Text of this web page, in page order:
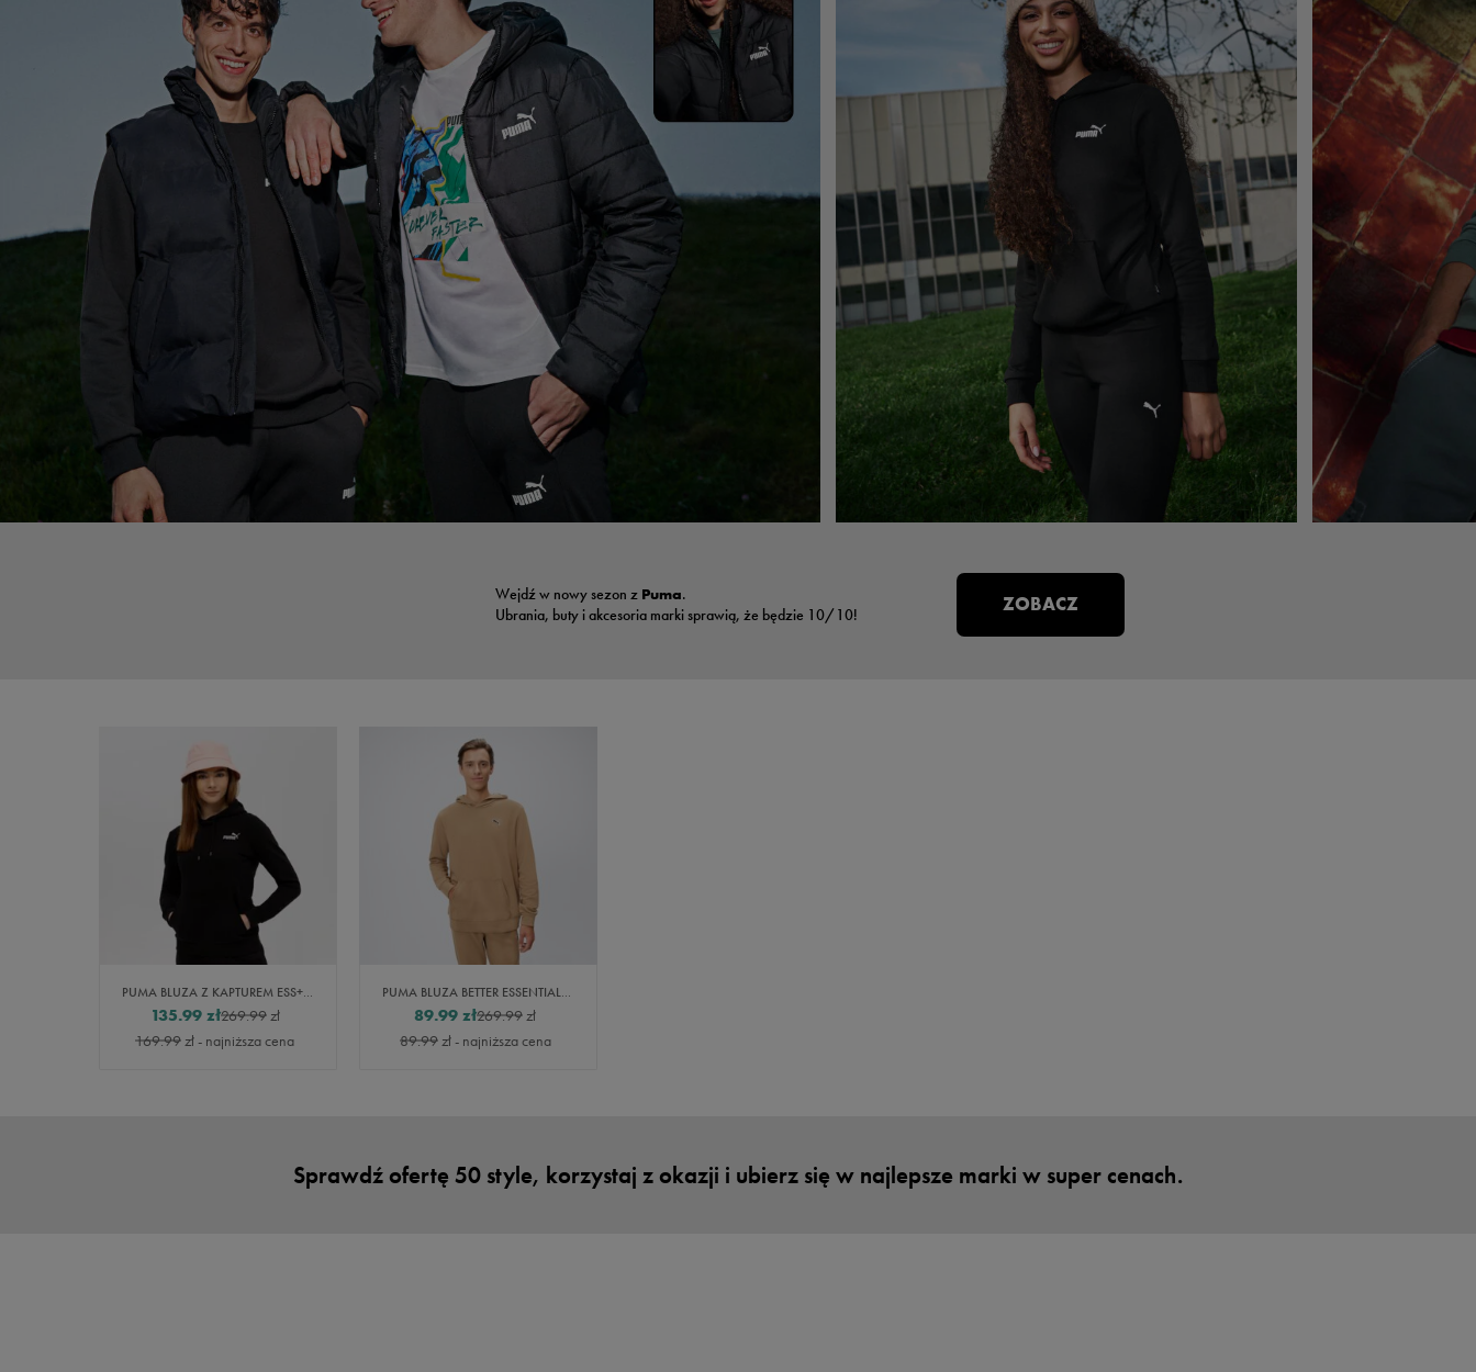
Wejdź w nowy sezon z Puma.
Ubrania, buty i akcesoria marki sprawią, że będzie 10/10!
ZOBACZ
PUMA BLUZA Z KAPTUREM ESS+ EMBROIDERY TR
269.99zł
135.99 zł
169.99zł- najniższa cena
PUMA BLUZA BETTER ESSENTIALS TR
269.99zł
89.99 zł
89.99zł- najniższa cena
Sprawdź ofertę 50 style, korzystaj z okazji i ubierz się w najlepsze marki w super cenach.